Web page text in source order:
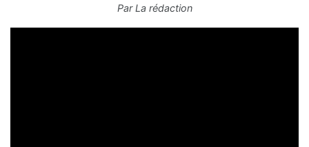
ParLa rédaction